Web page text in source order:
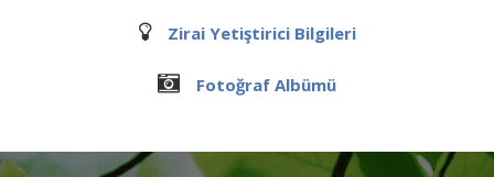
Zirai Yetiştirici Bilgileri
Fotoğraf Albümü